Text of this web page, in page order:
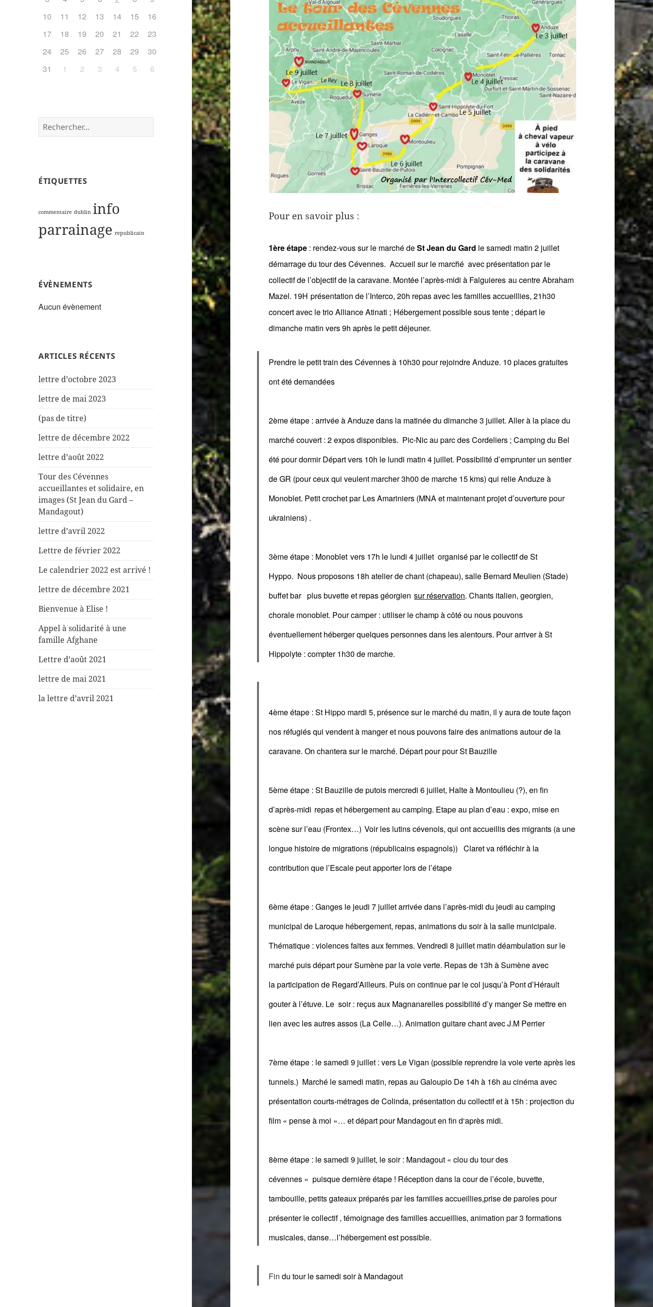
10
11 12 13 14 15
16
17
18 19 20 21 22
23
24
25 26 27 28 29
30
31
1 2 3 4 5 6
Rechercher :
ÉTIQUETTES
commentaire dublin info
parrainage republicain
ÉVÈNEMENTS
Aucun évènement
ARTICLES RÉCENTS
lettre d’octobre 2023
lettre de mai 2023
(pas de titre)
lettre de décembre 2022
lettre d’août 2022
Tour des Cévennes
accueillantes et solidaire, en
images (St Jean du Gard –
Mandagout)
lettre d’avril 2022
Lettre de février 2022
Le calendrier 2022 est arrivé !
lettre de décembre 2021
Bienvenue à Elise !
Appel à solidarité à une
famille Afghane
Lettre d’août 2021
lettre de mai 2021
la lettre d’avril 2021
Pour en savoir plus :
1ère étape : rendez-vous sur le marché deSt Jean du Gard le samedi matin 2 juillet
démarrage du tour des Cévennes.Accueil sur le march́é avec présentation par le
collectif de l’objectif de la caravane. Montée l’après-midi à Falguieres au centre Abraham
Mazel. 19H présentation de l’Interco,20h repas avec les familles accueillies, 21h30
concertavec le trio Alliance Atinati ; Hébergement possible sous tente ;départ le
dimanche matin vers 9h après le petit déjeuner.
Prendre le petit train desCévennes à 10h30 pour rejoindre Anduze. 10 places gratuites
ont été demandées
2ème étape : arrivée àAnduzedans la matinée du dimanche 3 juillet.Aller à la place du
marché couvert : 2 expos disponibles. Pic-Nic au parc des Cordeliers ;Camping du Bel
été pour dormirDépart vers 10h le lundi matin 4 juillet. Possibilité d’emprunter un sentier
de GR (pour ceux qui veulent marcher 3h00 de marche 15 kms) qui relie Anduze à
Monoblet. Petit crochet par LesAmariniers (MNA et maintenant projet d’ouverture pour
ukrainiens) .
3ème étape : Monoblet vers 17h le lundi 4 juillet organisé par le collectif de St
Hyppo. Nous proposons 18h atelier de chant (chapeau), salle Bernard Meulien (Stade)
buffet bar plus buvette et repasgéorgien sur réservation.Chants italien, georgien,
chorale monoblet. Pour camper : utiliser le champ à côté ou nous pouvons
éventuellement héberger quelques personnes dans les alentours. Pour arriver à St
Hippolyte : compter 1h30 de marche.
4ème étape :St Hippo mardi 5, présence sur le marché du matin, il y aura de toute façon
nos réfugiés qui vendent à manger et nous pouvons faire des animations autour de la
caravane.On chantera sur le marché. Départ pour pour St Bauzille
5ème étape :St Bauzillede putois mercredi 6 juillet, Halte à Montoulieu (?), en fin
d’après-midi repas et hébergement au camping. Etapeau plan d’eau :expo, mise en
scène sur l’eau (Frontex…) Voir les lutins cévenols, qui ont accueillis des migrants (a une
longue histoire de migrations (républicains espagnols)) Claret va réfléchir à la
contribution que l’Escale peut apporter lors de l’étape
6ème étape :Ganges le jeudi 7 juillet arrivée dans l’après-midi du jeudi au camping
municipal de Laroque hébergement, repas, animations du soirà la salle municipale.
Thématique : violences faites aux femmes. Vendredi8 juillet matin déambulation sur le
marché puis départ pour Sumène par la voie verte. Repas de 13h à Sumène avec
la participation de Regard’Ailleurs. Puis on continue par le col jusqu’à Pont d’Hérault
gouter à l’étuve. Le soir : reçus aux Magnanarellespossibilité d’y mangerSe mettre en
lien avec les autres assos (La Celle…).Animation guitare chant avec J.M Perrier
7ème étape : le samedi 9 juillet : vers Le Vigan (possible reprendre la voie verte après les
tunnels.) Marché le samedi matin, repas au Galoupio De 14h à 16h au cinéma avec
présentation courts-métrages de Colinda, présentation du collectif et à 15h : projection du
film « pense à moi »… et départ pour Mandagouten fin d‘après midi.
8ème étape : lesamedi 9 juillet, le soir : Mandagout « clou du tour des
cévennes » puisque dernière étape ! Réception dans la cour de l’école, buvette,
tambouille, petits gateaux préparés par les familles accueillies,prise de paroles pour
présenter le collectif ,témoignagedes familles accueillies, animation par 3 formations
musicales,danse…l’hébergement est possible.
Findu tourlesamedi soirà Mandagout